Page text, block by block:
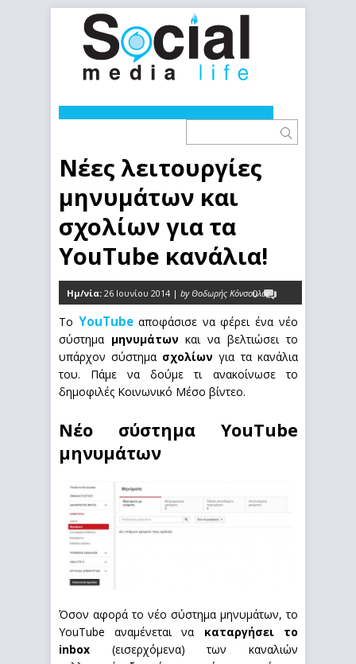
Νέες λειτουργίες
μηνυμάτων και
σχολίων για τα
YouTube κανάλια!
Ημ/νία: 26 Ιουνίου 2014 | by Θοδωρής Κόνσουλας
0
Το YouTubeαποφάσισε να φέρει ένα νέο
σύστημα μηνυμάτωνκαι να βελτιώσει το
υπάρχον σύστημα σχολίων για τα κανάλια
του. Πάμε να δούμε τι ανακοίνωσε το
δημοφιλές Κοινωνικό Μέσο βίντεο.
Νέο σύστημα YouTube
μηνυμάτων
Όσον αφορά το νέο σύστημα μηνυμάτων, το
YouTube αναμένεται να καταργήσει το
inbox (εισερχόμενα) των καναλιών